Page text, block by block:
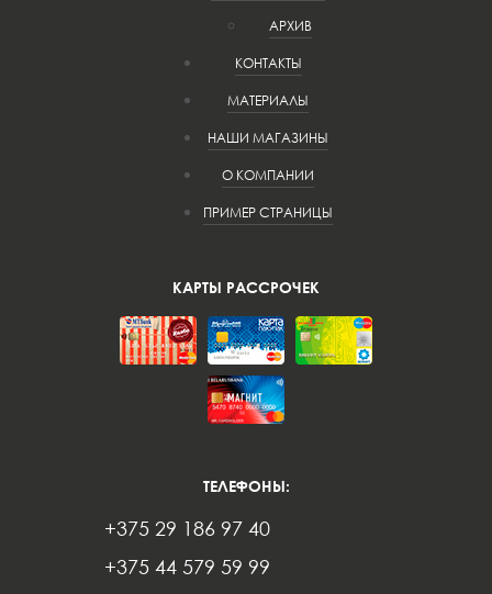
АРХИВ
КОНТАКТЫ
МАТЕРИАЛЫ
НАШИ МАГАЗИНЫ
О КОМПАНИИ
ПРИМЕР СТРАНИЦЫ
КАРТЫ РАССРОЧЕК
ТЕЛЕФОНЫ:
+375 29 186 97 40
+375 44 579 59 99